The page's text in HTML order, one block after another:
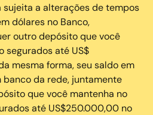
a alterações de tempos
dólares no Banco,
outro depósito que você
segurados até US$
mesma forma, seu saldo em
da rede, juntamente
que você mantenha no
até US$250.000,00 no